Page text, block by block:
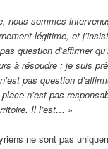
nous sommes
légitime, et
question d’affirmer
à résoudre ; je suis
pas question
n’est pas
Il l’est… »
ne sont pas